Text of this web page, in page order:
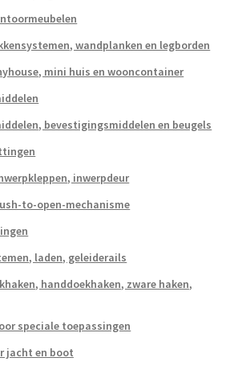
wandplanken en legborden
mini huis en wooncontainer
bevestigingsmiddelen en beugels
inwerpdeur
to-open-mechanisme
laden, geleiderails
handdoekhaken, zware haken,
speciale toepassingen
jacht en boot